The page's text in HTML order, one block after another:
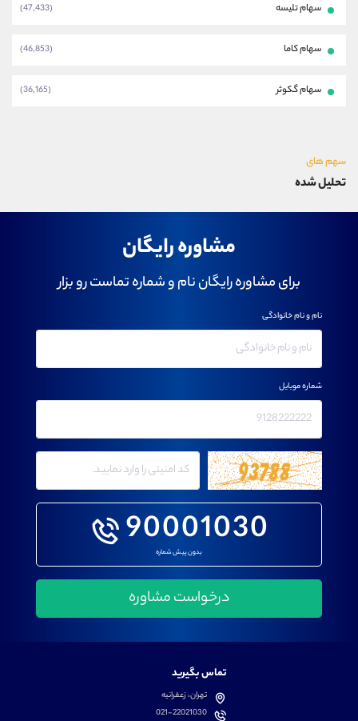
سهام تلیسه (47,433)
سهام کاما (46,853)
سهام گکوثر (36,165)
سهم های
تحلیل شده
مشاوره رایگان
برای مشاوره رایگان نام و شماره تماست رو بزار
90001030
بدون پیش شماره
نام و نام خانوادگی
شماره موبایل
تماس بگیرید
تهران، زعفرانیه
021-22021030